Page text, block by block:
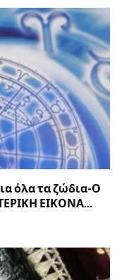
όλα τα ζώδια-Ο
ΕΙΚΟΝΑ…